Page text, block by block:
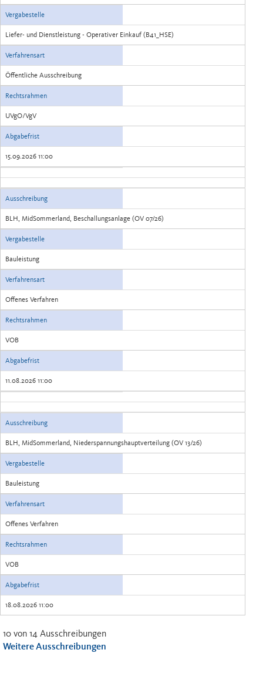
Vergabestelle
Liefer- und Dienstleistung - Operativer Einkauf (B41_HSE)
Verfahrensart
Öffentliche Ausschreibung
Rechtsrahmen
UVgO/VgV
Abgabefrist
15.09.2026 11:00
Ausschreibung
BLH, MidSommerland, Beschallungsanlage (OV 07/26)
Vergabestelle
Bauleistung
Verfahrensart
Offenes Verfahren
Rechtsrahmen
VOB
Abgabefrist
11.08.2026 11:00
Ausschreibung
BLH, MidSommerland, Niederspannungshauptverteilung (OV 13/26)
Vergabestelle
Bauleistung
Verfahrensart
Offenes Verfahren
Rechtsrahmen
VOB
Abgabefrist
18.08.2026 11:00
10 von 14 Ausschreibungen
Weitere Ausschreibungen